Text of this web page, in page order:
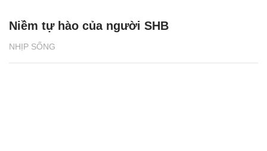
NHỊP SỐNG
Niềm tự hào của người SHB